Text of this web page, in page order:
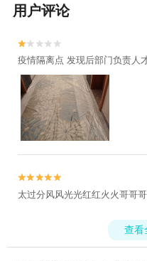
用户评论


疫情隔离点 发现后部门负责人


太过分风风光光红红火火哥哥
查看